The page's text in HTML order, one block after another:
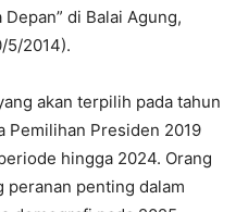
di Balai Agung,
5/2014).
akan terpilih pada tahun
Pemilihan Presiden 2019
hingga 2024. Orang
peranan penting dalam